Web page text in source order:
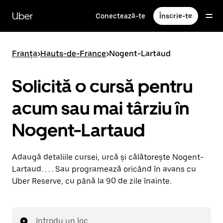
direct
conținutul
principal
Uber Conectează-te Înscrie-te
Franța>Hauts-de-France>Nogent-Lartaud
Solicită o cursă pentru
acum sau mai târziu în
Nogent-Lartaud
Adaugă detaliile cursei, urcă și călătorește Nogent-
Lartaud. . . . Sau programează oricând în avans cu
Uber Reserve, cu până la 90 de zile înainte.
Introdu un loc